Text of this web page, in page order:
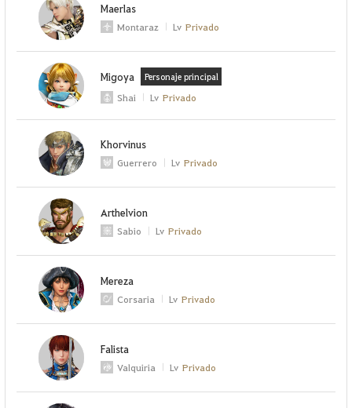
Maerlas
Montaraz Lv Privado
Migoya Personaje principal
Shai Lv Privado
Khorvinus
Guerrero Lv Privado
Arthelvion
Sabio Lv Privado
Mereza
Corsaria Lv Privado
Falista
Valquiria Lv Privado